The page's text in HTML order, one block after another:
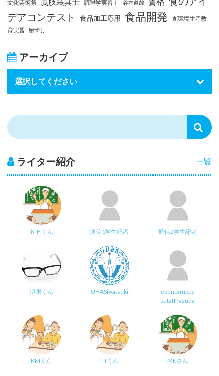
文化芸術祭 義肢装具士 調理学実習Ⅰ 谷本道哉
デアコンテスト
食品加工応用 食品開発 食環境生産教
育実習
鮒ずし
アーカイブ
一覧
ライター紹介
ＫＨくん 通信1学生記者 通信2学生記者
伊東くん UHASiwatsuki
opencampus
sutaffhasuda
KMくん TTくん MKさん